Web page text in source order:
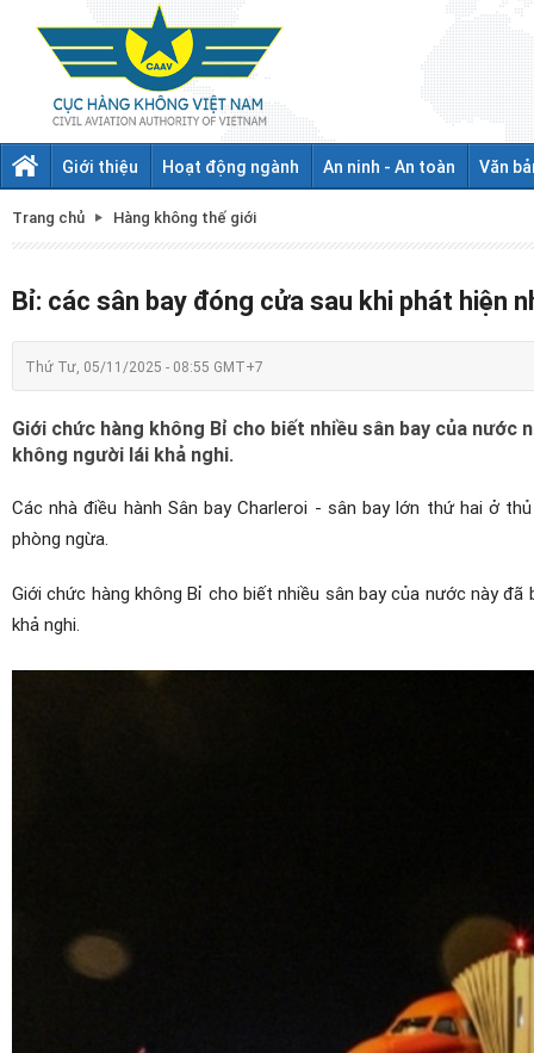
Giới thiệu Hoạt động ngành An ninh - An toàn Văn
Trang chủ Hàng không thế giới
Bỉ: các sân bay đóng cửa sau khi phát hiện
Thứ Tư, 05/11/2025 - 08:55 GMT+7
Giới chức hàng không Bỉ cho biết nhiều sân bay của
không người lái khả nghi.
Các nhà điều hành Sân bay Charleroi - sân bay lớn thứ hai ở
phòng ngừa.
Giới chức hàng không Bỉ cho biết nhiều sân bay của nước này
khả nghi.